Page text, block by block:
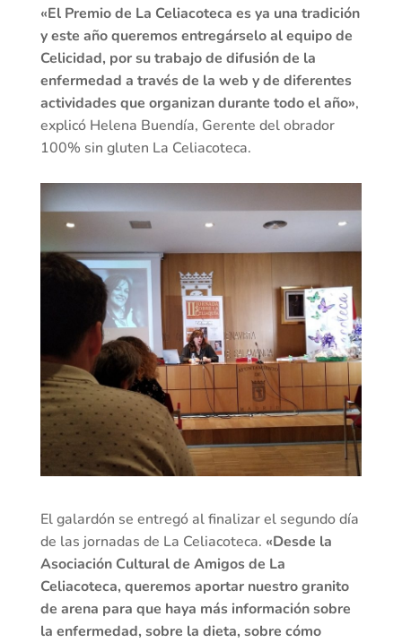
«El Premio de La Celiacoteca es ya una tradición
y este año queremos entregárselo al equipo de
Celicidad, por su trabajo de difusión de la
enfermedad a través de la web y de diferentes
actividades que organizan durante todo el año»,
explicó Helena Buendía, Gerente del obrador
100% sin gluten La Celiacoteca.
El galardón se entregó al finalizar el segundo día
de las jornadas de La Celiacoteca. «Desde la
Asociación Cultural de Amigos de La
Celiacoteca, queremos aportar nuestro granito
de arena para que haya más información sobre
la enfermedad, sobre la dieta, sobre cómo